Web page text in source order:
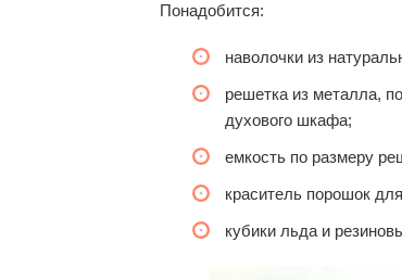
Понадобится:
наволочки из
решетка из металла,
духового шкафа;
емкость по размеру
краситель порошок
кубики льда и